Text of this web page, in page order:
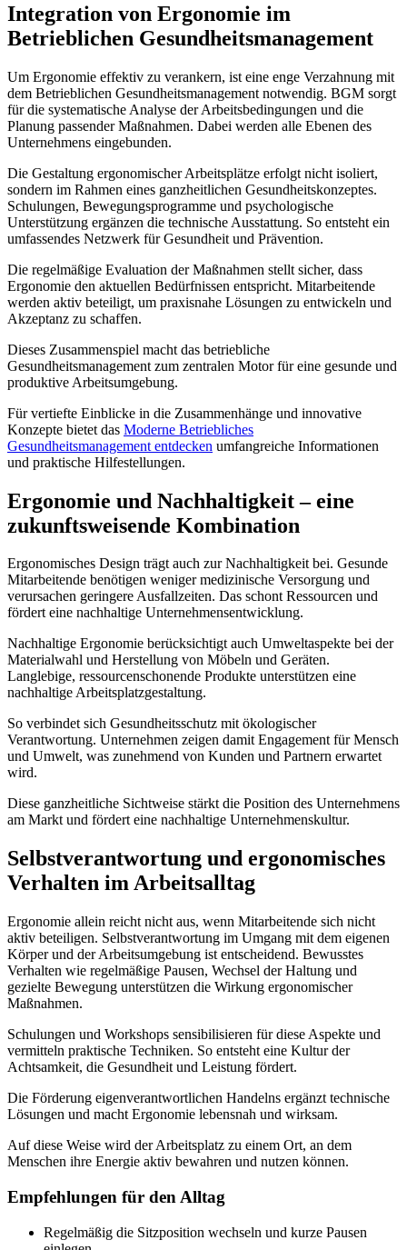
Integration von Ergonomie im
Betrieblichen Gesundheitsmanagement
Um Ergonomie effektiv zu verankern, ist eine enge Verzahnung mit
dem Betrieblichen Gesundheitsmanagement notwendig. BGM sorgt
für die systematische Analyse der Arbeitsbedingungen und die
Planung passender Maßnahmen. Dabei werden alle Ebenen des
Unternehmens eingebunden.
Die Gestaltung ergonomischer Arbeitsplätze erfolgt nicht isoliert,
sondern im Rahmen eines ganzheitlichen Gesundheitskonzeptes.
Schulungen, Bewegungsprogramme und psychologische
Unterstützung ergänzen die technische Ausstattung. So entsteht ein
umfassendes Netzwerk für Gesundheit und Prävention.
Die regelmäßige Evaluation der Maßnahmen stellt sicher, dass
Ergonomie den aktuellen Bedürfnissen entspricht. Mitarbeitende
werden aktiv beteiligt, um praxisnahe Lösungen zu entwickeln und
Akzeptanz zu schaffen.
Dieses Zusammenspiel macht das betriebliche
Gesundheitsmanagement zum zentralen Motor für eine gesunde und
produktive Arbeitsumgebung.
Für vertiefte Einblicke in die Zusammenhänge und innovative
Konzepte bietet das Moderne Betriebliches
Gesundheitsmanagement entdecken umfangreiche Informationen
und praktische Hilfestellungen.
Ergonomie und Nachhaltigkeit – eine
zukunftsweisende Kombination
Ergonomisches Design trägt auch zur Nachhaltigkeit bei. Gesunde
Mitarbeitende benötigen weniger medizinische Versorgung und
verursachen geringere Ausfallzeiten. Das schont Ressourcen und
fördert eine nachhaltige Unternehmensentwicklung.
Nachhaltige Ergonomie berücksichtigt auch Umweltaspekte bei der
Materialwahl und Herstellung von Möbeln und Geräten.
Langlebige, ressourcenschonende Produkte unterstützen eine
nachhaltige Arbeitsplatzgestaltung.
So verbindet sich Gesundheitsschutz mit ökologischer
Verantwortung. Unternehmen zeigen damit Engagement für Mensch
und Umwelt, was zunehmend von Kunden und Partnern erwartet
wird.
Diese ganzheitliche Sichtweise stärkt die Position des Unternehmens
am Markt und fördert eine nachhaltige Unternehmenskultur.
Selbstverantwortung und ergonomisches
Verhalten im Arbeitsalltag
Ergonomie allein reicht nicht aus, wenn Mitarbeitende sich nicht
aktiv beteiligen. Selbstverantwortung im Umgang mit dem eigenen
Körper und der Arbeitsumgebung ist entscheidend. Bewusstes
Verhalten wie regelmäßige Pausen, Wechsel der Haltung und
gezielte Bewegung unterstützen die Wirkung ergonomischer
Maßnahmen.
Schulungen und Workshops sensibilisieren für diese Aspekte und
vermitteln praktische Techniken. So entsteht eine Kultur der
Achtsamkeit, die Gesundheit und Leistung fördert.
Die Förderung eigenverantwortlichen Handelns ergänzt technische
Lösungen und macht Ergonomie lebensnah und wirksam.
Auf diese Weise wird der Arbeitsplatz zu einem Ort, an dem
Menschen ihre Energie aktiv bewahren und nutzen können.
Empfehlungen für den Alltag
Regelmäßig die Sitzposition wechseln und kurze Pausen